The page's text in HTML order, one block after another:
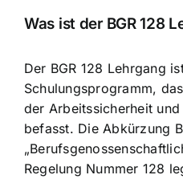
Was ist der BGR 128
Der BGR 128 Lehrgang
Schulungsprogramm,
der Arbeitssicherheit
befasst. Die Abkürzung
Regelung Nummer 128